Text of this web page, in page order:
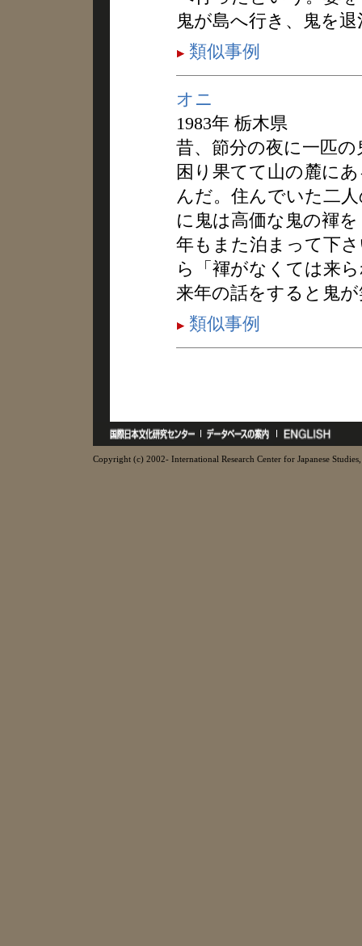
鬼が島へ行き、鬼を
類似事例
オニ
1983年 栃木県
昔、節分の夜に一匹
困り果てて山の麓に
んだ。住んでいた二
に鬼は高価な鬼の褌
年もまた泊まって下
ら「褌がなくては来
来年の話をすると鬼
類似事例
Copyright (c) 2002- International Research Center for Japanese